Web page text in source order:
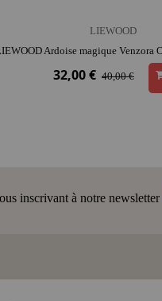
LIEWOOD
32,00 € 40,00 €
inscrivant à notre newsletter